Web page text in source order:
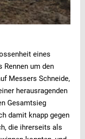
eines
Rennen um den
Messers Schneide,
herausragenden
Gesamtsieg
damit knapp gegen
die ihrerseits als